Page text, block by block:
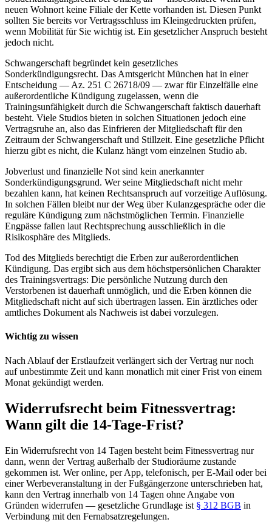
neuen Wohnort keine Filiale der Kette vorhanden ist. Diesen Punkt
sollten Sie bereits vor Vertragsschluss im Kleingedruckten prüfen,
wenn Mobilität für Sie wichtig ist. Ein gesetzlicher Anspruch besteht
jedoch nicht.
Schwangerschaft begründet kein gesetzliches
Sonderkündigungsrecht. Das Amtsgericht München hat in einer
Entscheidung — Az. 251 C 26718/09 — zwar für Einzelfälle eine
außerordentliche Kündigung zugelassen, wenn die
Trainingsunfähigkeit durch die Schwangerschaft faktisch dauerhaft
besteht. Viele Studios bieten in solchen Situationen jedoch eine
Vertragsruhe an, also das Einfrieren der Mitgliedschaft für den
Zeitraum der Schwangerschaft und Stillzeit. Eine gesetzliche Pflicht
hierzu gibt es nicht, die Kulanz hängt vom einzelnen Studio ab.
Jobverlust und finanzielle Not sind kein anerkannter
Sonderkündigungsgrund. Wer seine Mitgliedschaft nicht mehr
bezahlen kann, hat keinen Rechtsanspruch auf vorzeitige Auflösung.
In solchen Fällen bleibt nur der Weg über Kulanzgespräche oder die
reguläre Kündigung zum nächstmöglichen Termin. Finanzielle
Engpässe fallen laut Rechtsprechung ausschließlich in die
Risikosphäre des Mitglieds.
Tod des Mitglieds berechtigt die Erben zur außerordentlichen
Kündigung. Das ergibt sich aus dem höchstpersönlichen Charakter
des Trainingsvertrags: Die persönliche Nutzung durch den
Verstorbenen ist dauerhaft unmöglich, und die Erben können die
Mitgliedschaft nicht auf sich übertragen lassen. Ein ärztliches oder
amtliches Dokument als Nachweis ist dabei vorzulegen.
Wichtig zu wissen
Nach Ablauf der Erstlaufzeit verlängert sich der Vertrag nur noch
auf unbestimmte Zeit und kann monatlich mit einer Frist von einem
Monat gekündigt werden.
Widerrufsrecht beim Fitnessvertrag:
Wann gilt die 14-Tage-Frist?
Ein Widerrufsrecht von 14 Tagen besteht beim Fitnessvertrag nur
dann, wenn der Vertrag außerhalb der Studioräume zustande
gekommen ist. Wer online, per App, telefonisch, per E-Mail oder bei
einer Werbeveranstaltung in der Fußgängerzone unterschrieben hat,
kann den Vertrag innerhalb von 14 Tagen ohne Angabe von
Gründen widerrufen — gesetzliche Grundlage ist § 312 BGB in
Verbindung mit den Fernabsatzregelungen.